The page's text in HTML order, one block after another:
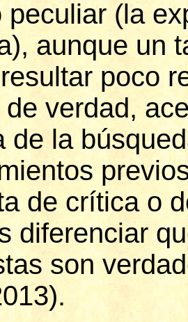
peculiar (la
aunque un
poco
verdad,
de la
de crítica o
diferenciar
son